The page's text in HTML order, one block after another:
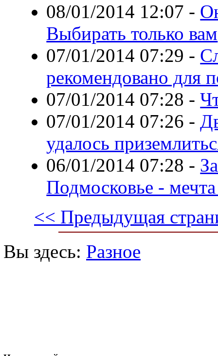
08/01/2014 12:07 -
Выбирать только вам
07/01/2014 07:29 -
рекомендовано для
07/01/2014 07:28 -
07/01/2014 07:26 -
удалось
06/01/2014 07:28 -
Подмосковье -
<< Предыдущая
Вы здесь: Разное